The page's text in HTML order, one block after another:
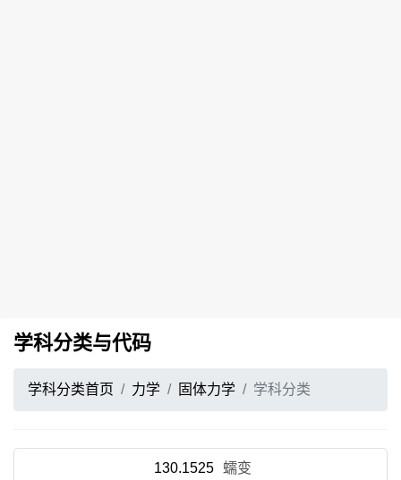
学科分类与代码
学科分类首页 力学 固体力学 学科分类
130.1525 蠕变